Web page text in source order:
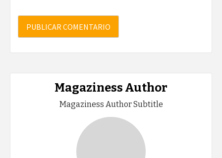
Magaziness Author
Magaziness Author Subtitle